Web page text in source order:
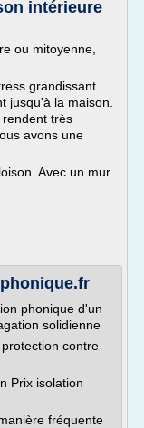
intérieure
ou mitoyenne,
grandissant
jusqu'à la maison.
très
avons une
Avec un mur
phonique d'un
solidienne
contre
Prix isolation
fréquente